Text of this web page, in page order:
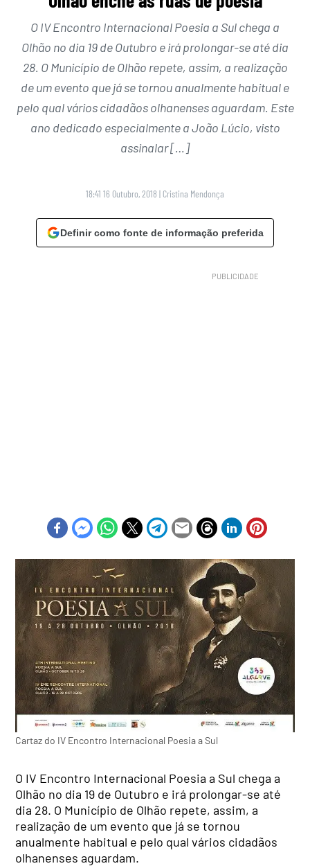
O IV Encontro Internacional Poesia a Sul chega a
Olhão no dia 19 de Outubro e irá prolongar-se até dia
28. O Município de Olhão repete, assim, a realização
de um evento que já se tornou anualmente habitual e
pelo qual vários cidadãos olhanenses aguardam. Este
ano dedicado especialmente a João Lúcio, visto
assinalar […]
18:41 16 Outubro, 2018 | Cristina Mendonça
Definir como fonte de informação preferida
Cartaz do IV Encontro Internacional Poesia a Sul
O IV Encontro Internacional Poesia a Sul chega a
Olhão no dia 19 de Outubro e irá prolongar-se até
dia 28. O Município de Olhão repete, assim, a
realização de um evento que já se tornou
anualmente habitual e pelo qual vários cidadãos
olhanenses aguardam.